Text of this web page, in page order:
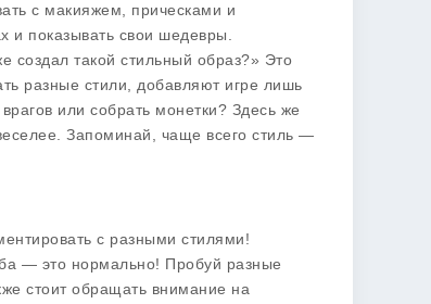
с макияжем, прическами и
и показывать свои шедевры.
создал такой стильный образ?» Это
разные стили, добавляют игре лишь
или собрать монетки? Здесь же
Запоминай, чаще всего стиль —
с разными стилями!
— это нормально! Пробуй разные
стоит обращать внимание на